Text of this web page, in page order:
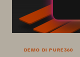
DEMO DI PURE360